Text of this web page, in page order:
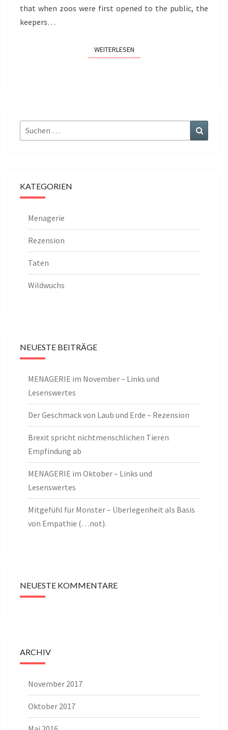
that when zoos were first opened to the public, the
keepers…
WEITERLESENWEITERLESEN
Suchen
nach:
KATEGORIEN
Menagerie
Rezension
Taten
Wildwuchs
NEUESTE BEITRÄGE
MENAGERIE im November – Links und
Lesenswertes
Der Geschmack von Laub und Erde – Rezension
Brexit spricht nichtmenschlichen Tieren
Empfindung ab
MENAGERIE im Oktober – Links und
Lesenswertes
Mitgefühl für Monster – Überlegenheit als Basis
von Empathie (…not).
NEUESTE KOMMENTARE
ARCHIV
November 2017
Oktober 2017